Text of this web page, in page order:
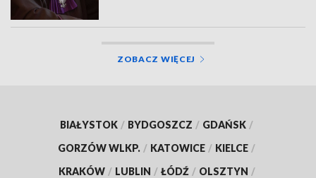
ZOBACZ WIĘCEJ
BIAŁYSTOK / BYDGOSZCZ / GDAŃSK /
GORZÓW WLKP. / KATOWICE / KIELCE /
KRAKÓW / LUBLIN / ŁÓDŹ / OLSZTYN /